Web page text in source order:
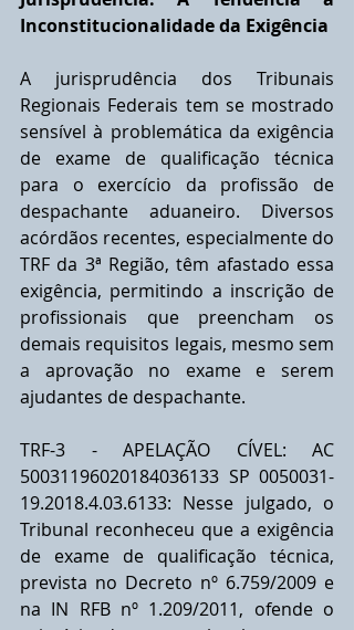
Inconstitucionalidade da Exigência
A jurisprudência dos Tribunais
Regionais Federais tem se mostrado
sensível à problemática da exigência
de exame de qualificação técnica
para o exercício da profissão de
despachante aduaneiro. Diversos
acórdãos recentes, especialmente do
TRF da 3ª Região, têm afastado essa
exigência, permitindo a inscrição de
profissionais que preencham os
demais requisitos legais, mesmo sem
a aprovação no exame e serem
ajudantes de despachante.
TRF-3 - APELAÇÃO CÍVEL: AC
50031196020184036133 SP 0050031-
19.2018.4.03.6133: Nesse julgado, o
Tribunal reconheceu que a exigência
de exame de qualificação técnica,
prevista no Decreto nº 6.759/2009 e
na IN RFB nº 1.209/2011, ofende o